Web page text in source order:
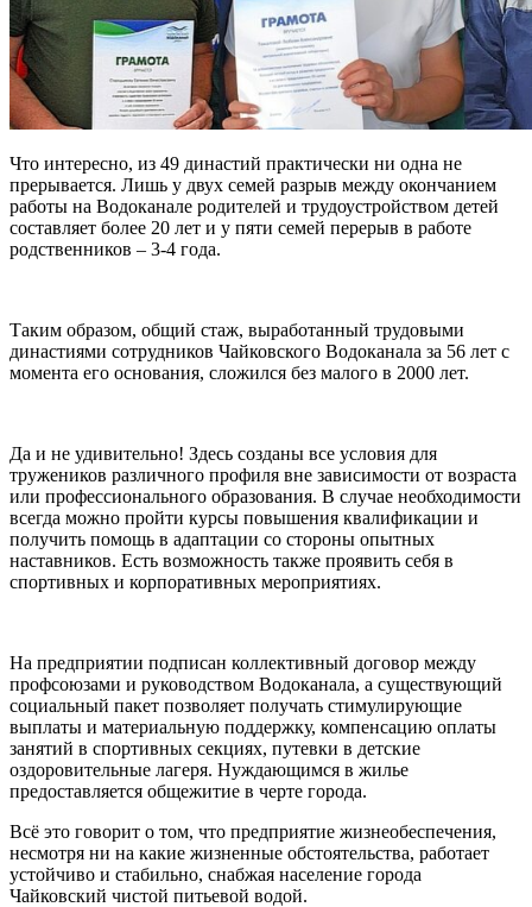
Что интересно, из 49 династий практически ни одна не
прерывается. Лишь у двух семей разрыв между окончанием
работы на Водоканале родителей и трудоустройством детей
составляет более 20 лет и у пяти семей перерыв в работе
родственников – 3-4 года.
Таким образом, общий стаж, выработанный трудовыми
династиями сотрудников Чайковского Водоканала за 56 лет с
момента его основания, сложился без малого в 2000 лет.
Да и не удивительно! Здесь созданы все условия для
тружеников различного профиля вне зависимости от возраста
или профессионального образования. В случае необходимости
всегда можно пройти курсы повышения квалификации и
получить помощь в адаптации со стороны опытных
наставников. Есть возможность также проявить себя в
спортивных и корпоративных мероприятиях.
На предприятии подписан коллективный договор между
профсоюзами и руководством Водоканала, а существующий
социальный пакет позволяет получать стимулирующие
выплаты и материальную поддержку, компенсацию оплаты
занятий в спортивных секциях, путевки в детские
оздоровительные лагеря. Нуждающимся в жилье
предоставляется общежитие в черте города.
Всё это говорит о том, что предприятие жизнеобеспечения,
несмотря ни на какие жизненные обстоятельства, работает
устойчиво и стабильно, снабжая население города
Чайковский чистой питьевой водой.